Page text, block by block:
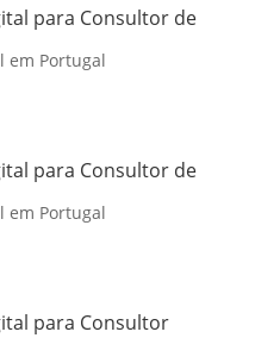
para Consultor de
em Portugal
para Consultor de
em Portugal
para Consultor